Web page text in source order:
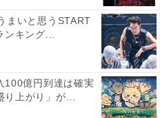
肢が無かった。
した瞬間、実朝として
まいと思うSTART
キング...
100億円到達は確実
上がり」が...